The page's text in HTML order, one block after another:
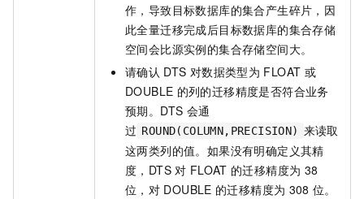
作，导致目标数据库的集合产生碎片，因
此全量迁移完成后目标数据库的集合存储
空间会比源实例的集合存储空间大。
请确认 DTS 对数据类型为 FLOAT 或
DOUBLE 的列的迁移精度是否符合业务
预期。DTS 会通
过 ROUND(COLUMN,PRECISION) 来读取
这两类列的值。如果没有明确定义其精
度，DTS 对 FLOAT 的迁移精度为 38
位，对 DOUBLE 的迁移精度为 308 位。